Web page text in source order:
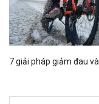
7 giải pháp giảm đau